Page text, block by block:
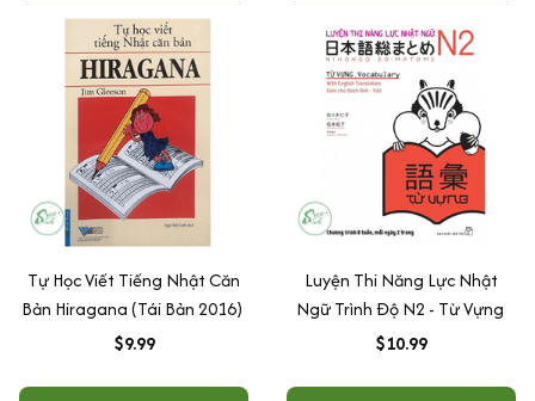
Tự Học Viết Tiếng Nhật Căn
Bản Hiragana (Tái Bản 2016)
$9.99
Luyện Thi Năng Lực Nhật
Ngữ Trình Độ N2 - Từ Vựng
$10.99